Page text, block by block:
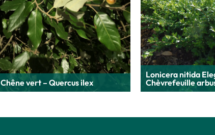
Chêne vert – Quercus ilex
Lonicera nitida
Chèvrefeuille